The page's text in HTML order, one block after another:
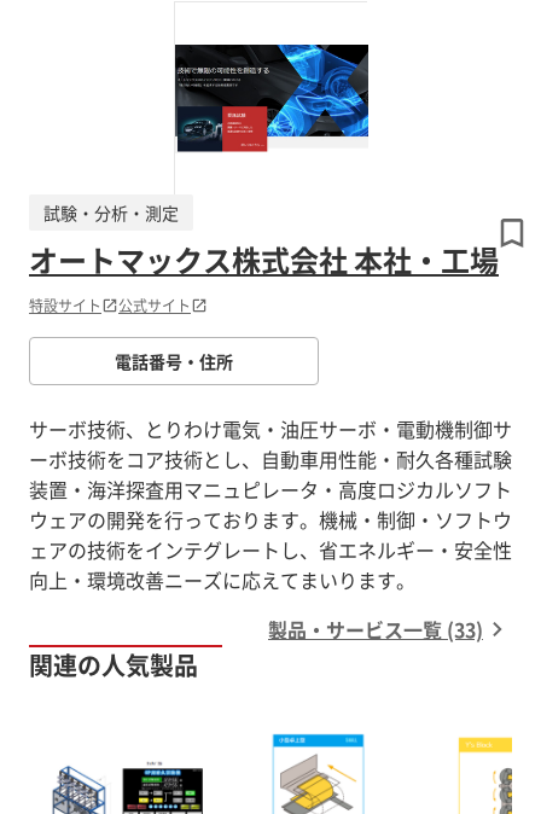
オートマックス株式会社 本社・工場
試験・分析・測定
特設サイト 公式サイト
電話番号・住所
サーボ技術、とりわけ電気・油圧サーボ・電動機制御サ
ーボ技術をコア技術とし、自動車用性能・耐久各種試験
装置・海洋探査用マニュピレータ・高度ロジカルソフト
ウェアの開発を行っております。機械・制御・ソフトウ
ェアの技術をインテグレートし、省エネルギー・安全性
向上・環境改善ニーズに応えてまいります。
製品・サービス一覧 (33)
関連の人気製品